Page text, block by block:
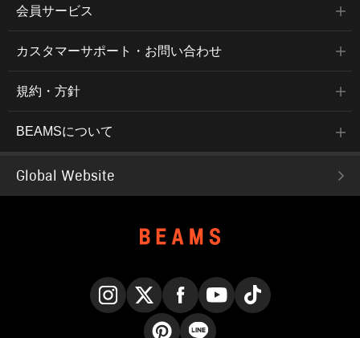
会員サービス
カスタマーサポート・お問い合わせ
規約・方針
BEAMSについて
Global Website